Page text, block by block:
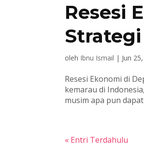
Resesi
oleh Ibnu Ismail | Jun
Resesi Ekonomi di
kemarau di
musim apa pun
« Entri Terdahulu